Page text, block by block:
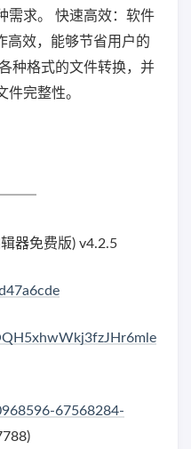
需求。 快速高效：软件
高效，能够节省用户的
种格式的文件转换，并
件完整性。
器免费版) v4.2.5
67568284-